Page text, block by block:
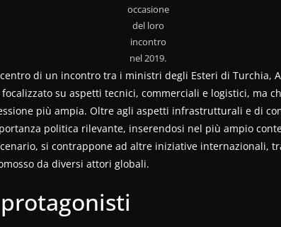
occasione
del loro
incontro
nel 2019.
di un incontro tra i ministri degli Esteri di Turchia,
su aspetti tecnici, commerciali e logistici, ma
più ampia. Oltre agli aspetti infrastrutturali e di
politica rilevante, inserendosi nel più ampio
si contrappone ad altre iniziative internazionali,
da diversi attori globali.